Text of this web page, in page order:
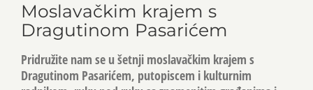
Moslavačkim krajem s
Dragutinom Pasarićem
Pridružite nam se u šetnji moslavačkim krajem s
Dragutinom Pasarićem, putopiscem i kulturnim